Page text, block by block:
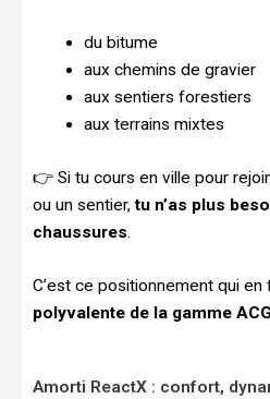
du bitume
aux chemins de gravier
aux sentiers forestiers
aux terrains mixtes
👉 Si tu cours en ville pour
ou un sentier,tu n’as plus
chaussures
C’est ce positionnement qui en
polyvalente de la gamme
Amorti ReactX : confort,